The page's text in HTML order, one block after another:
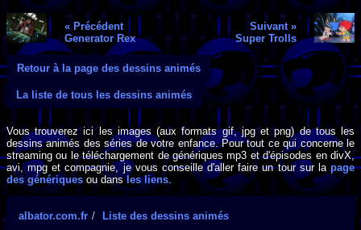
« Précédent
Generator Rex
Suivant »
Super Trolls
Retour à la page des dessins animés
La liste de tous les dessins animés
Vous trouverez ici les images (aux formats gif, jpg et png) de tous les
dessins animés des séries de votre enfance. Pour tout ce qui concerne le
streaming ou le téléchargement de génériques mp3 et d'épisodes en divX,
avi, mpg et compagnie, je vous conseille d'aller faire un tour sur lapage
des génériques ou dansles liens.
albator.com.fr Liste des dessins animés